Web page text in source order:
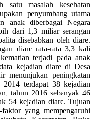
satu masalah kesehatan
penyumbang utama
anak diberbagai Negara
dari 1,3 miliar serangan
disebabkan oleh diare.
diare rata-rata 3,3 kali
terjadi pada anak
kejadian diare di Desa
menunjukan peningkatan
2014 terdapat 38 kejadian
tahun 2016 sebanyak 46
54 kejadian diare. Tujuan
yang mempengaruhi